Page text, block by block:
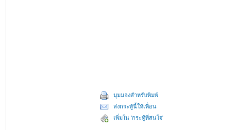
มุมมองสำหรับพิมพ์
ส่งกระทู้นี้ให้เพื่อน
เพิ่มใน 'กระทู้ที่สนใจ'